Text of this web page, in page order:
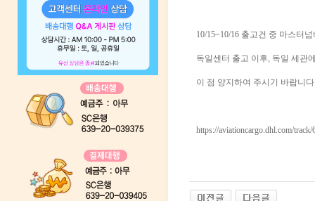
10/15~10/16 출고건 중 마스터
독일센터 출고 이후, 독일 세관
이 점 양지하여 주시기 바랍니
https://aviationcargo.dhl.com/track/